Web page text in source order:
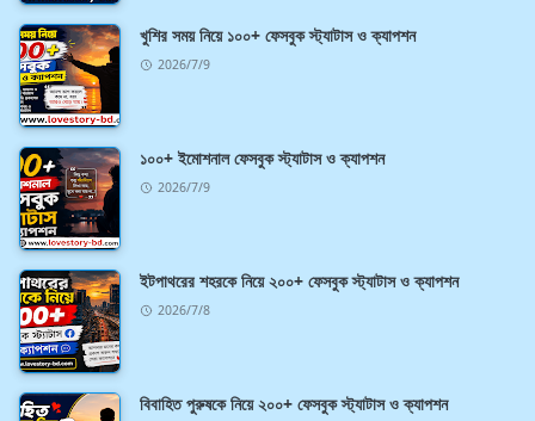
খুশির সময় নিয়ে ১০০+ ফেসবুক স্ট্যাটাস ও ক্যাপশন
2026/7/9
১০০+ ইমোশনাল ফেসবুক স্ট্যাটাস ও ক্যাপশন
2026/7/9
ইটপাথরের শহরকে নিয়ে ২০০+ ফেসবুক স্ট্যাটাস ও ক্যাপশন
2026/7/8
বিবাহিত পুরুষকে নিয়ে ২০০+ ফেসবুক স্ট্যাটাস ও ক্যাপশন